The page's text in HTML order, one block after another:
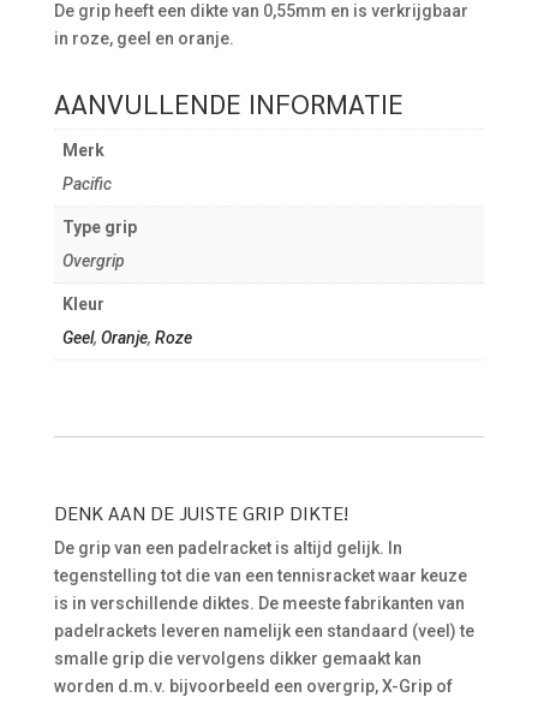
De grip heeft een dikte van 0,55mm en is verkrijgbaar
in roze, geel en oranje.
AANVULLENDE INFORMATIE
Merk
Pacific
Type grip
Overgrip
Kleur
Geel, Oranje, Roze
DENK AAN DE JUISTE GRIP DIKTE!
De grip van een padelracket is altijd gelijk. In
tegenstelling tot die van een tennisracket waar keuze
is in verschillende diktes. De meeste fabrikanten van
padelrackets leveren namelijk een standaard (veel) te
smalle grip die vervolgens dikker gemaakt kan
worden d.m.v. bijvoorbeeld een overgrip, X-Grip of